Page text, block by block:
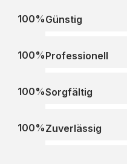
Günstig
100%
Professionell
100%
Sorgfältig
100%
Zuverlässig
100%